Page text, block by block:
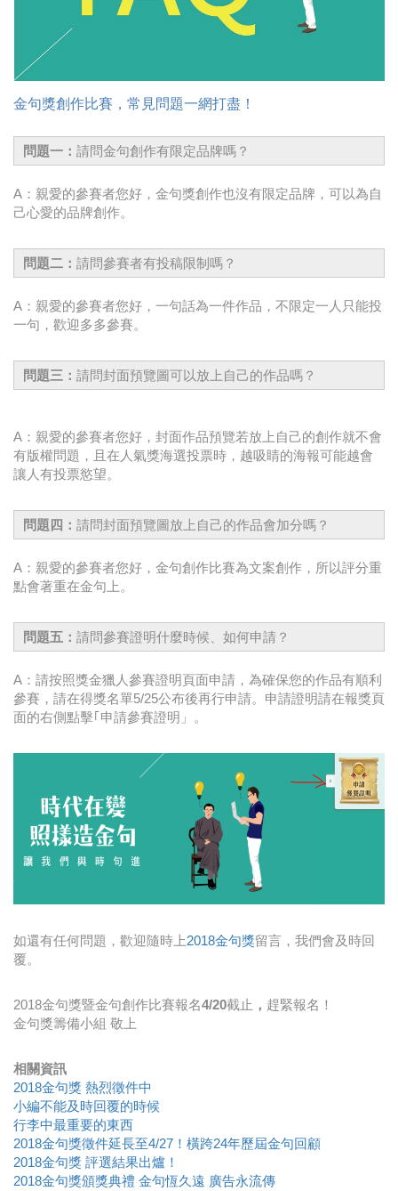
金句獎創作比賽，常見問題一網打盡！
問題一： 請問金句創作有限定品牌嗎？
A：親愛的參賽者您好，金句獎創作也沒有限定品牌，可以為自
己心愛的品牌創作。
問題二： 請問參賽者有投稿限制嗎？
A：親愛的參賽者您好，一句話為一件作品，不限定一人只能投
一句，歡迎多多參賽。
問題三： 請問封面預覽圖可以放上自己的作品嗎？
A：親愛的參賽者您好，封面作品預覽若放上自己的創作就不會
有版權問題，且在人氣獎海選投票時，越吸睛的海報可能越會
讓人有投票慾望。
問題四： 請問封面預覽圖放上自己的作品會加分嗎？
A：親愛的參賽者您好，金句創作比賽為文案創作，所以評分重
點會著重在金句上。
問題五： 請問參賽證明什麼時候、如何申請？
A：請按照獎金獵人參賽證明頁面申請，為確保您的作品有順利
參賽，請在得獎名單5/25公布後再行申請。申請證明請在報獎頁
面的右側點擊｢申請參賽證明」。
如還有任何問題，歡迎隨時上2018金句獎留言，我們會及時回
覆。
2018金句獎暨金句創作比賽報名4/20截止 ， 趕緊報名！
金句獎籌備小組 敬上
相關資訊
2018金句獎 熱烈徵件中
小編不能及時回覆的時候
行李中最重要的東西
2018金句獎徵件延長至4/27！橫跨24年歷屆金句回顧
2018金句獎 評選結果出爐！
2018金句獎頒獎典禮 金句恆久遠 廣告永流傳
黃麗萍：媒體代理商有幫客戶升級的責任！
牛恆泰：媒體產業蛻變關鍵期，數位轉型該怎麼
搞？（上）